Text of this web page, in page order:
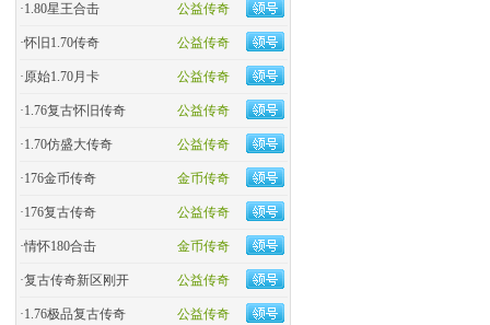
公益传奇
·1.80星王合击
公益传奇
·怀旧1.70传奇
公益传奇
·原始1.70月卡
公益传奇
·1.76复古怀旧传奇
公益传奇
·1.70仿盛大传奇
金币传奇
·176金币传奇
公益传奇
·176复古传奇
金币传奇
·情怀180合击
公益传奇
·复古传奇新区刚开
公益传奇
·1.76极品复古传奇